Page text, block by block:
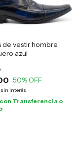
de vestir hombre
azul
50% OFF
sin interés
con Transferencia o